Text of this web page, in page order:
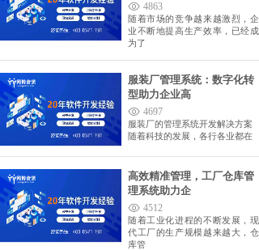
4863
随着市场的竞争越来越激烈，企
业不断地提高生产效率，已经成
为了
服装厂管理系统：数字化转
型助力企业高
4697
服装厂的管理系统开发解决方案
随着科技的发展，各行各业都在
高效精准管理，工厂仓库管
理系统助力企
4512
随着工业化进程的不断发展，现
代工厂的生产规模越来越大，仓
库管